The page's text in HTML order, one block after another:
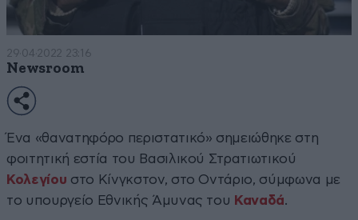
29·04·2022 23:16
Newsroom
Ένα «θανατηφόρο περιστατικό» σημειώθηκε στη
φοιτητική εστία του Βασιλικού Στρατιωτικού
Κολεγίου στο Κίνγκστον, στο Οντάριο, σύμφωνα με
το υπουργείο Εθνικής Άμυνας του Καναδά.